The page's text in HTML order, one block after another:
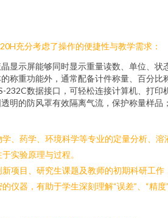
充分考虑了操作的便捷性与教学需求：
晶显示屏能够同时显示重量读数、单位、
的称重功能外，通常配备计件称量、百分
232C数据接口，可轻松连接计算机、打
透明的防风罩有效隔离气流，保护称量样品
学、药学、环境科学等专业的定量分析、
实验原理与过程。
新项目、研究生课题及教师的初期科研工
的仪器，有助于学生深刻理解“误差”、“精